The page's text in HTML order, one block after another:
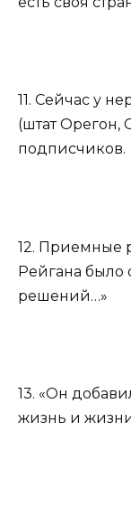
11. Сейчас у
(штат Орегон,
подписчиков.
12. Приемные
Рейгана
решений…»
13. «Он
жизнь и